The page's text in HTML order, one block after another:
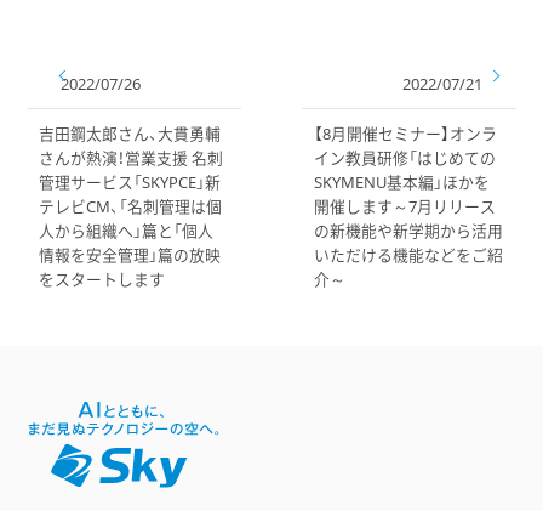
2022/07/26
吉田鋼太郎さん、大貫勇輔
さんが熱演！営業支援 名刺
管理サービス「SKYPCE」新
テレビCM、「名刺管理は個
人から組織へ」篇と「個人
情報を安全管理」篇の放映
をスタートします
2022/07/21
【8月開催セミナー】オンラ
イン教員研修「はじめての
SKYMENU基本編」ほかを
開催します～7月リリース
の新機能や新学期から活用
いただける機能などをご紹
介～